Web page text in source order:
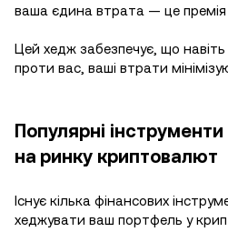
ваша єдина втрата — це премія
Цей хедж забезпечує, що
проти вас, ваші втрати
Популярні
на ринку криптовалют
Існує кілька фінансових
хеджувати ваш портфель у